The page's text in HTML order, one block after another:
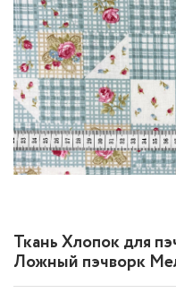
Ткань Хлопок для
Ложный пэчворк